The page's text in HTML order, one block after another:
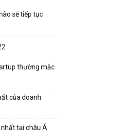
sẽ tiếp tục
thường mắc
của doanh
tại châu Á